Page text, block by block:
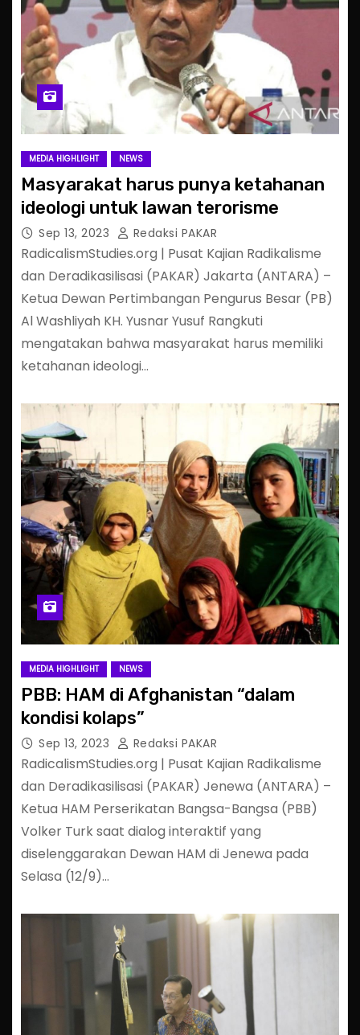
MEDIA HIGHLIGHT NEWS
Masyarakat harus punya ketahanan
ideologi untuk lawan terorisme
Sep 13, 2023 Redaksi PAKAR
RadicalismStudies.org | Pusat Kajian Radikalisme
dan Deradikasilisasi (PAKAR) Jakarta (ANTARA) –
Ketua Dewan Pertimbangan Pengurus Besar (PB)
Al Washliyah KH. Yusnar Yusuf Rangkuti
mengatakan bahwa masyarakat harus memiliki
ketahanan ideologi…
MEDIA HIGHLIGHT NEWS
PBB: HAM di Afghanistan “dalam
kondisi kolaps”
Sep 13, 2023 Redaksi PAKAR
RadicalismStudies.org | Pusat Kajian Radikalisme
dan Deradikasilisasi (PAKAR) Jenewa (ANTARA) –
Ketua HAM Perserikatan Bangsa-Bangsa (PBB)
Volker Turk saat dialog interaktif yang
diselenggarakan Dewan HAM di Jenewa pada
Selasa (12/9)…